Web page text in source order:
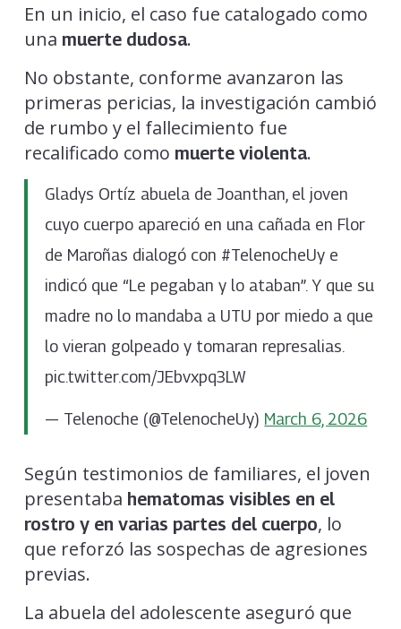
En un inicio, el caso fue catalogado como
una muerte dudosa.
No obstante, conforme avanzaron las
primeras pericias, la investigación cambió
de rumbo y el fallecimiento fue
recalificado como muerte violenta.
Gladys Ortíz abuela de Joanthan, el joven
cuyo cuerpo apareció en una cañada en Flor
de Maroñas dialogó con #TelenocheUy e
indicó que “Le pegaban y lo ataban”. Y que su
madre no lo mandaba a UTU por miedo a que
lo vieran golpeado y tomaran represalias.
pic.twitter.com/JEbvxpq3LW
— Telenoche (@TelenocheUy) March 6, 2026
Según testimonios de familiares, el joven
presentaba hematomas visibles en el
rostro y en varias partes del cuerpo, lo
que reforzó las sospechas de agresiones
previas.
La abuela del adolescente aseguró que